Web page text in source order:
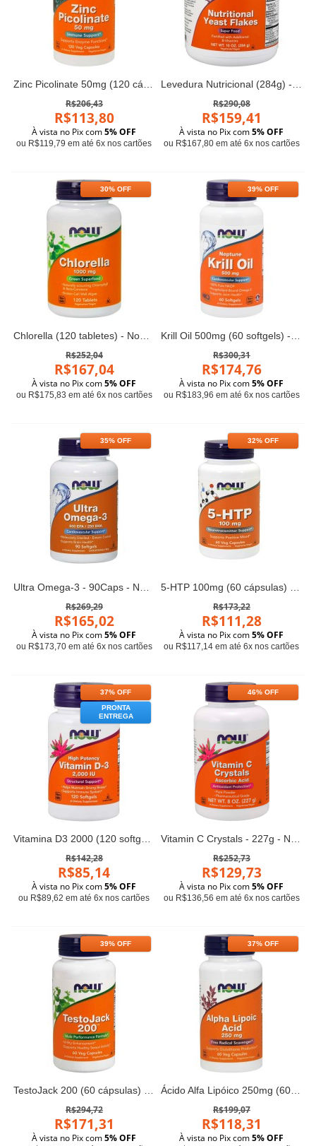
Zinc Picolinate 50mg (120 cápsulas) - Now Foods
R$206,43
R$113,80
À vista no Pix com5% OFF
ou R$119,79 em até 6x nos cartões
Levedura Nutricional (284g) - Now Foods
R$290,08
R$159,41
À vista no Pix com5% OFF
ou R$167,80 em até 6x nos cartões
30% OFF
Chlorella (120 tabletes) - Now Foods
R$252,04
R$167,04
À vista no Pix com5% OFF
ou R$175,83 em até 6x nos cartões
39% OFF
Krill Oil 500mg (60 softgels) - Now Foods
R$300,31
R$174,76
À vista no Pix com5% OFF
ou R$183,96 em até 6x nos cartões
35% OFF
Ultra Omega-3 - 90Caps - Now Sports
R$269,29
R$165,02
À vista no Pix com5% OFF
ou R$173,70 em até 6x nos cartões
32% OFF
5-HTP 100mg (60 cápsulas) - Now Foods
R$173,22
R$111,28
À vista no Pix com5% OFF
ou R$117,14 em até 6x nos cartões
37% OFF
PRONTA
ENTREGA
Vitamina D3 2000 (120 softgels) - Now Foods
R$142,28
R$85,14
À vista no Pix com5% OFF
ou R$89,62 em até 6x nos cartões
46% OFF
Vitamin C Crystals - 227g - Now Sports
R$252,73
R$129,73
À vista no Pix com5% OFF
ou R$136,56 em até 6x nos cartões
39% OFF
TestoJack 200 (60 cápsulas) - Now Foods
R$294,72
R$171,31
À vista no Pix com5% OFF
37% OFF
Ácido Alfa Lipóico 250mg (60 cápsulas) - Now Foods
R$199,07
R$118,31
À vista no Pix com5% OFF